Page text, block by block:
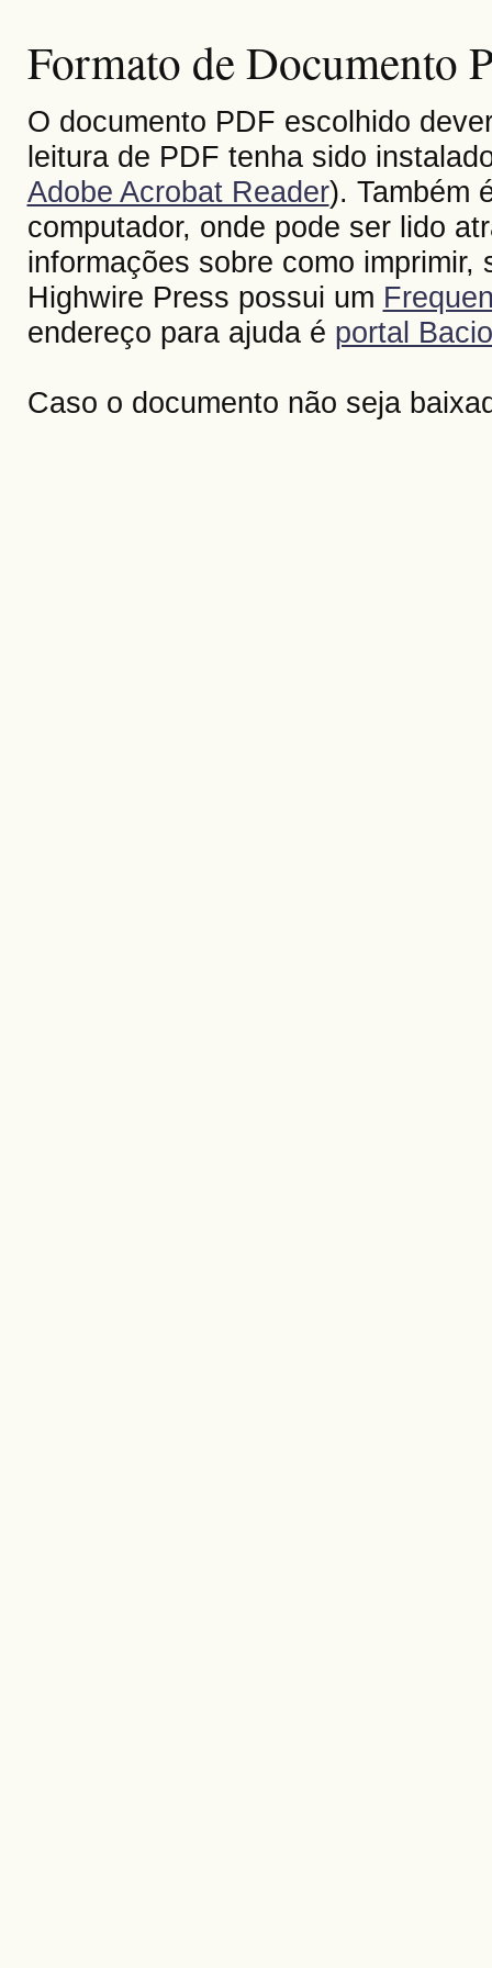
Formato de Documento
O documento PDF escolhido
leitura de PDF tenha sido
Adobe Acrobat Reader). Também
computador, onde pode ser lido
informações sobre como
Highwire Press possui um
endereço para ajuda é portal
Caso o documento não seja